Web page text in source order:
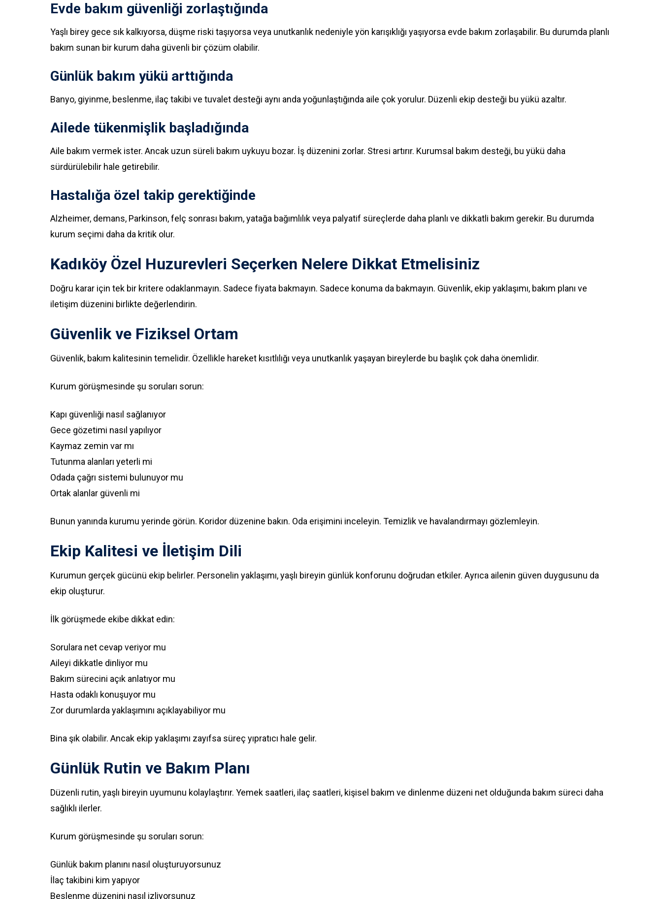
Evde bakım güvenliği zorlaştığında
Yaşlı birey gece sık kalkıyorsa, düşme riski taşıyorsa veya unutkanlık nedeniyle yön karışıklığı yaşıyorsa evde bakım zorlaşabilir. Bu durumda planlı
bakım sunan bir kurum daha güvenli bir çözüm olabilir.
Günlük bakım yükü arttığında
Banyo, giyinme, beslenme, ilaç takibi ve tuvalet desteği aynı anda yoğunlaştığında aile çok yorulur. Düzenli ekip desteği bu yükü azaltır.
Ailede tükenmişlik başladığında
Aile bakım vermek ister. Ancak uzun süreli bakım uykuyu bozar. İş düzenini zorlar. Stresi artırır. Kurumsal bakım desteği, bu yükü daha
sürdürülebilir hale getirebilir.
Hastalığa özel takip gerektiğinde
Alzheimer, demans, Parkinson, felç sonrası bakım, yatağa bağımlılık veya palyatif süreçlerde daha planlı ve dikkatli bakım gerekir. Bu durumda
kurum seçimi daha da kritik olur.
Kadıköy Özel Huzurevleri Seçerken Nelere Dikkat Etmelisiniz
Doğru karar için tek bir kritere odaklanmayın. Sadece fiyata bakmayın. Sadece konuma da bakmayın. Güvenlik, ekip yaklaşımı, bakım planı ve
iletişim düzenini birlikte değerlendirin.
Güvenlik ve Fiziksel Ortam
Güvenlik, bakım kalitesinin temelidir. Özellikle hareket kısıtlılığı veya unutkanlık yaşayan bireylerde bu başlık çok daha önemlidir.
Kurum görüşmesinde şu soruları sorun:
Kapı güvenliği nasıl sağlanıyor
Gece gözetimi nasıl yapılıyor
Kaymaz zemin var mı
Tutunma alanları yeterli mi
Odada çağrı sistemi bulunuyor mu
Ortak alanlar güvenli mi
Bunun yanında kurumu yerinde görün. Koridor düzenine bakın. Oda erişimini inceleyin. Temizlik ve havalandırmayı gözlemleyin.
Ekip Kalitesi ve İletişim Dili
Kurumun gerçek gücünü ekip belirler. Personelin yaklaşımı, yaşlı bireyin günlük konforunu doğrudan etkiler. Ayrıca ailenin güven duygusunu da
ekip oluşturur.
İlk görüşmede ekibe dikkat edin:
Sorulara net cevap veriyor mu
Aileyi dikkatle dinliyor mu
Bakım sürecini açık anlatıyor mu
Hasta odaklı konuşuyor mu
Zor durumlarda yaklaşımını açıklayabiliyor mu
Bina şık olabilir. Ancak ekip yaklaşımı zayıfsa süreç yıpratıcı hale gelir.
Günlük Rutin ve Bakım Planı
Düzenli rutin, yaşlı bireyin uyumunu kolaylaştırır. Yemek saatleri, ilaç saatleri, kişisel bakım ve dinlenme düzeni net olduğunda bakım süreci daha
sağlıklı ilerler.
Kurum görüşmesinde şu soruları sorun:
Günlük bakım planını nasıl oluşturuyorsunuz
İlaç takibini kim yapıyor
Beslenme düzenini nasıl izliyorsunuz